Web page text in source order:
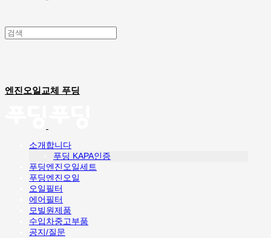
엔진오일교체 푸딩
소개합니다
푸딩 KAPA인증
푸딩엔진오일세트
푸딩엔진오일
오일필터
에어필터
모빌원제품
수입차중고부품
공지/질문